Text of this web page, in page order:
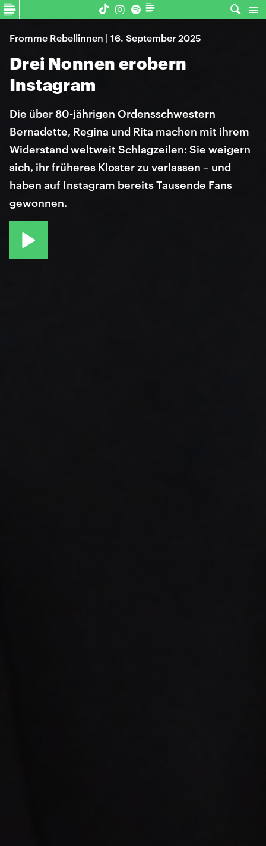
Fromme Rebellinnen | 16. September 2025
Drei Nonnen erobern
Instagram
Die über 80-jährigen Ordensschwestern
Bernadette, Regina und Rita machen mit ihrem
Widerstand weltweit Schlagzeilen: Sie weigern
sich, ihr früheres Kloster zu verlassen – und
haben auf Instagram bereits Tausende Fans
gewonnen.